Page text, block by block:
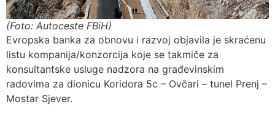
(Foto: Autoceste FBiH)
Evropska banka za obnovu i razvoj objavila je skraćenu
listu kompanija/konzorcija koje se takmiče za
konsultantske usluge nadzora na građevinskim
radovima za dionicu Koridora 5c – Ovčari – tunel Prenj –
Mostar Sjever.